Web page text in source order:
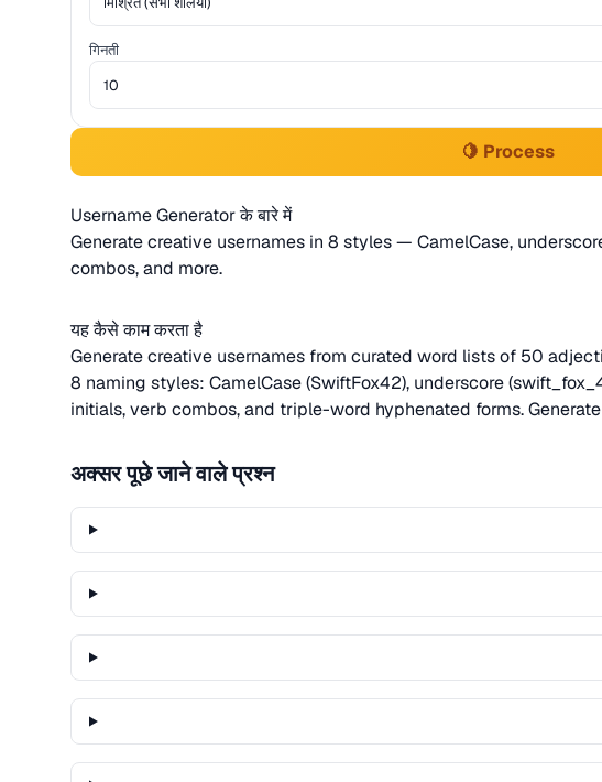
गिनती
🍋 Process
Username Generator के बारे में
Generate creative usernames in 8 styles — CamelCase,
combos, and more.
यह कैसे काम करता है
Generate creative usernames from curated word lists of 50
8 naming styles: CamelCase (SwiftFox42), underscore
initials, verb combos, and triple-word hyphenated forms.
अक्सर पूछे जाने वाले प्रश्न